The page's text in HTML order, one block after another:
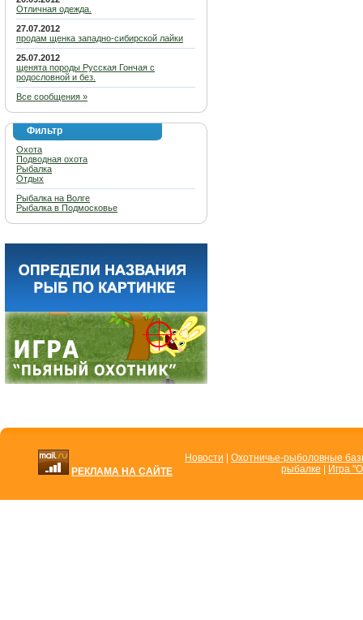
Отличная одежда.
27.07.2012
продам щенка западно-сибирской лайки
25.07.2012
щенята породы Русская Гончая с
родословной и без.
Все сообщения »
Фильтр
Охота
Подводная охота
Рыбалка
Отдых
Рыбалка на Волге
Рыбалка в Подмосковье
РЕКЛАМА НА САЙТЕ
Новости
Охотничье-рыболовные
рыбалке
Игра